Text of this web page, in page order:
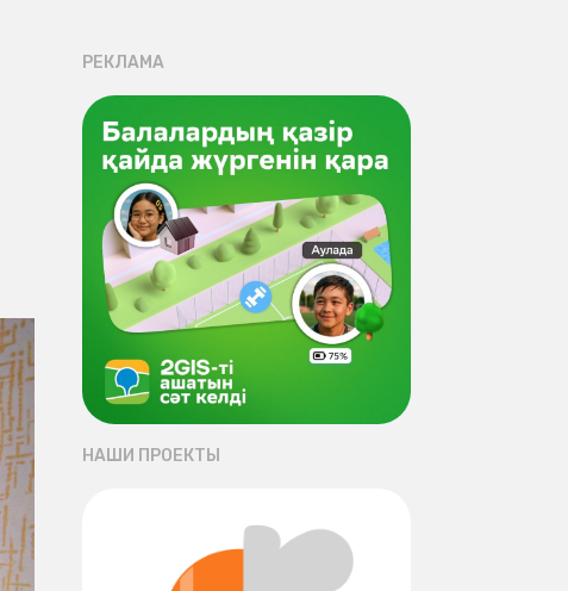
РЕКЛАМА
НАШИ ПРОЕКТЫ